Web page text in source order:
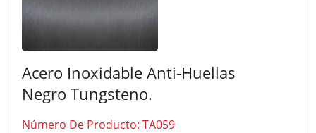
Acero Inoxidable Anti-Huellas
Negro Tungsteno.
Número De Producto: TA059